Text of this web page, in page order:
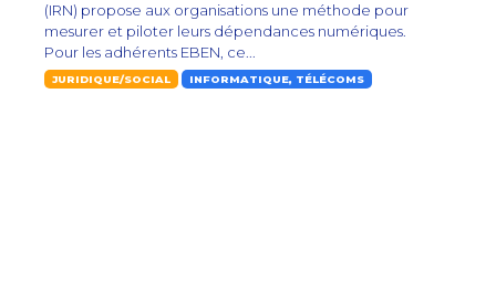
(IRN) propose aux organisations une méthode pour
mesurer et piloter leurs dépendances numériques.
Pour les adhérents EBEN, ce...
JURIDIQUE/SOCIAL INFORMATIQUE, TÉLÉCOMS